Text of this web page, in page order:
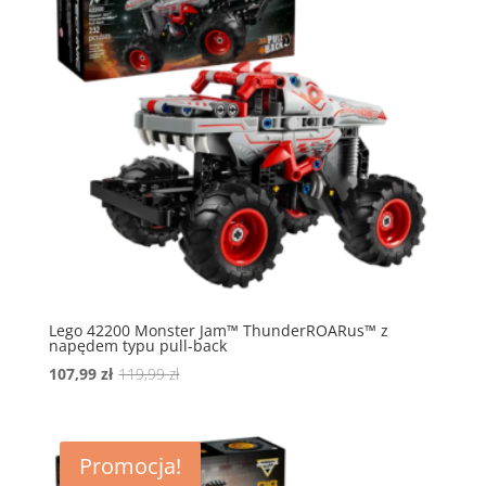
Lego 42200 Monster Jam™ ThunderROARus™ z
napędem typu pull-back
119,99złPierwotna
119,99 zł.
107,99 zł
Aktualna
107,99 zł.
Promocja!